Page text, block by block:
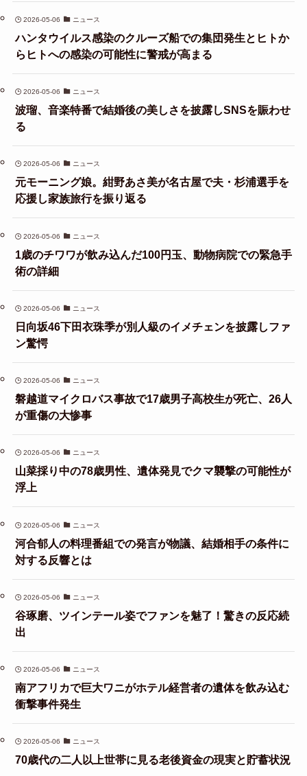
2026-05-06 ニュース
ハンタウイルス感染のクルーズ船での集団発生とヒトか
らヒトへの感染の可能性に警戒が高まる
2026-05-06 ニュース
波瑠、音楽特番で結婚後の美しさを披露しSNSを賑わせ
る
2026-05-06 ニュース
元モーニング娘。紺野あさ美が名古屋で夫・杉浦選手を
応援し家族旅行を振り返る
2026-05-06 ニュース
1歳のチワワが飲み込んだ100円玉、動物病院での緊急手
術の詳細
2026-05-06 ニュース
日向坂46下田衣珠季が別人級のイメチェンを披露しファ
ン驚愕
2026-05-06 ニュース
磐越道マイクロバス事故で17歳男子高校生が死亡、26人
が重傷の大惨事
2026-05-06 ニュース
山菜採り中の78歳男性、遺体発見でクマ襲撃の可能性が
浮上
2026-05-06 ニュース
河合郁人の料理番組での発言が物議、結婚相手の条件に
対する反響とは
2026-05-06 ニュース
谷琢磨、ツインテール姿でファンを魅了！驚きの反応続
出
2026-05-06 ニュース
南アフリカで巨大ワニがホテル経営者の遺体を飲み込む
衝撃事件発生
2026-05-06 ニュース
70歳代の二人以上世帯に見る老後資金の現実と貯蓄状況